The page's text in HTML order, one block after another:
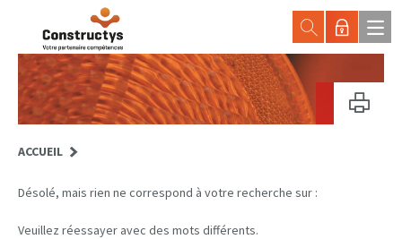
ACCUEIL
Désolé, mais rien ne correspond à votre recherche sur :
Veuillez réessayer avec des mots différents.